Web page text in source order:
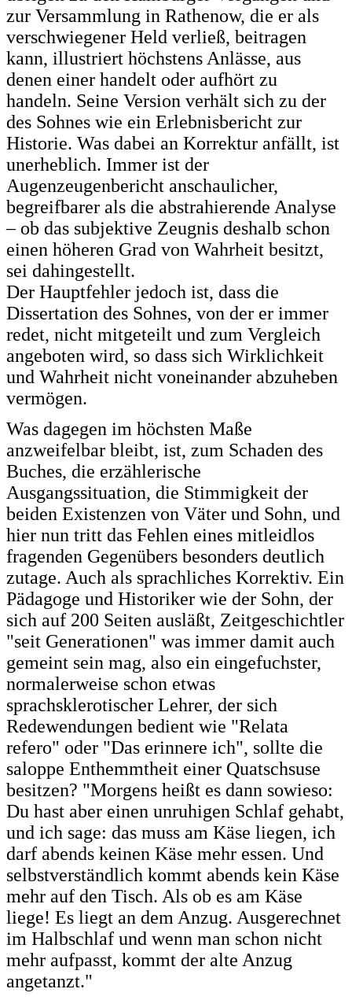
zur Versammlung in Rathenow, die er als
verschwiegener Held verließ, beitragen
kann, illustriert höchstens Anlässe, aus
denen einer handelt oder aufhört zu
handeln. Seine Version verhält sich zu der
des Sohnes wie ein Erlebnisbericht zur
Historie. Was dabei an Korrektur anfällt, ist
unerheblich. Immer ist der
Augenzeugenbericht anschaulicher,
begreifbarer als die abstrahierende Analyse
– ob das subjektive Zeugnis deshalb schon
einen höheren Grad von Wahrheit besitzt,
sei dahingestellt.
Der Hauptfehler jedoch ist, dass die
Dissertation des Sohnes, von der er immer
redet, nicht mitgeteilt und zum Vergleich
angeboten wird, so dass sich Wirklichkeit
und Wahrheit nicht voneinander abzuheben
vermögen.
Was dagegen im höchsten Maße
anzweifelbar bleibt, ist, zum Schaden des
Buches, die erzählerische
Ausgangssituation, die Stimmigkeit der
beiden Existenzen von Väter und Sohn, und
hier nun tritt das Fehlen eines mitleidlos
fragenden Gegenübers besonders deutlich
zutage. Auch als sprachliches Korrektiv. Ein
Pädagoge und Historiker wie der Sohn, der
sich auf 200 Seiten ausläßt, Zeitgeschichtler
"seit Generationen" was immer damit auch
gemeint sein mag, also ein eingefuchster,
normalerweise schon etwas
sprachsklerotischer Lehrer, der sich
Redewendungen bedient wie "Relata
refero" oder "Das erinnere ich", sollte die
saloppe Enthemmtheit einer Quatschsuse
besitzen? "Morgens heißt es dann sowieso:
Du hast aber einen unruhigen Schlaf gehabt,
und ich sage: das muss am Käse liegen, ich
darf abends keinen Käse mehr essen. Und
selbstverständlich kommt abends kein Käse
mehr auf den Tisch. Als ob es am Käse
liege! Es liegt an dem Anzug. Ausgerechnet
im Halbschlaf und wenn man schon nicht
mehr aufpasst, kommt der alte Anzug
angetanzt."